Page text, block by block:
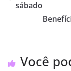
sábado
Você